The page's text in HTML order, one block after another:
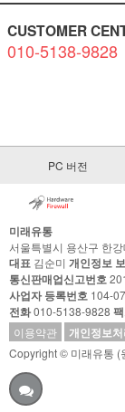
CUSTOMER
010-5138-9828
PC 버전
미래유통
서울특별시 용산구 한
대표 김순미 개인정보
통신판매업신고번호
사업자 등록번호 104-
전화010-5138-9828
이용약관
개인정보
Copyright © 미래유통 (